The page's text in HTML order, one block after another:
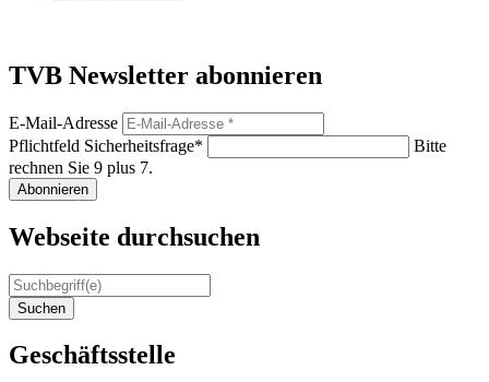
TVB Newsletter abonnieren
E-Mail-Adresse
Pflichtfeld Sicherheitsfrage*
Bitte
rechnen Sie 9 plus 7.
Abonnieren
Webseite durchsuchen
Suchen
Geschäftsstelle